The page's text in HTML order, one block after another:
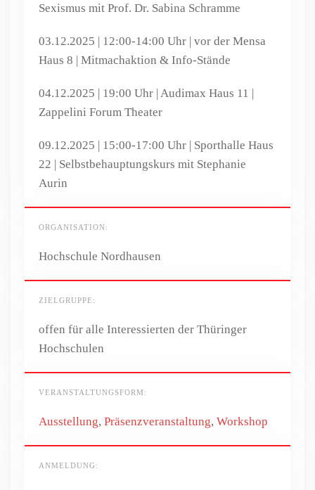
Sexismus mit Prof. Dr. Sabina Schramme
03.12.2025 | 12:00-14:00 Uhr | vor der Mensa
Haus 8 | Mitmachaktion & Info-Stände
04.12.2025 | 19:00 Uhr | Audimax Haus 11 |
Zappelini Forum Theater
09.12.2025 | 15:00-17:00 Uhr | Sporthalle Haus
22 | Selbstbehauptungskurs mit Stephanie
Aurin
ORGANISATION:
Hochschule Nordhausen
ZIELGRUPPE:
offen für alle Interessierten der Thüringer
Hochschulen
VERANSTALTUNGSFORM:
Ausstellung, Präsenzveranstaltung, Workshop
ANMELDUNG: